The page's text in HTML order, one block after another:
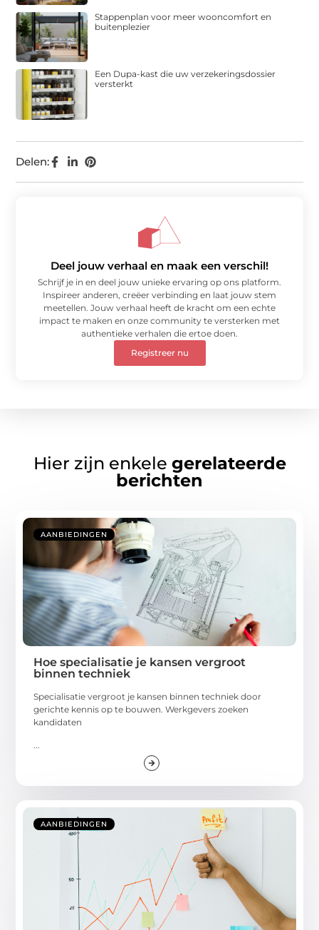
Delen:
Stappenplan voor meer wooncomfort en
buitenplezier
Een Dupa-kast die uw verzekeringsdossier
versterkt
Deel jouw verhaal en maak een verschil!
Schrijf je in en deel jouw unieke ervaring op ons platform.
Inspireer anderen, creëer verbinding en laat jouw stem
meetellen. Jouw verhaal heeft de kracht om een echte
impact te maken en onze community te versterken met
authentieke verhalen die ertoe doen.
Registreer nu
Hier zijn enkele gerelateerde
berichten
AANBIEDINGEN
Hoe specialisatie je kansen vergroot
binnen techniek
Specialisatie vergroot je kansen binnen techniek door
gerichte kennis op te bouwen. Werkgevers zoeken
kandidaten
...
AANBIEDINGEN